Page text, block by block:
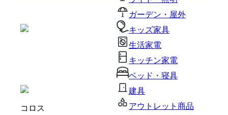
ガーデン・屋外
キッズ家具
生活家電
キッチン家電
ベッド・寝具
建具
アウトレット商品
コロス